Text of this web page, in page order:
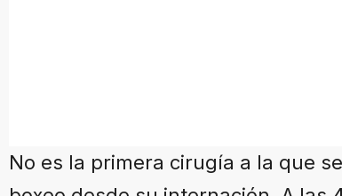
No es la primera cirugía a la que